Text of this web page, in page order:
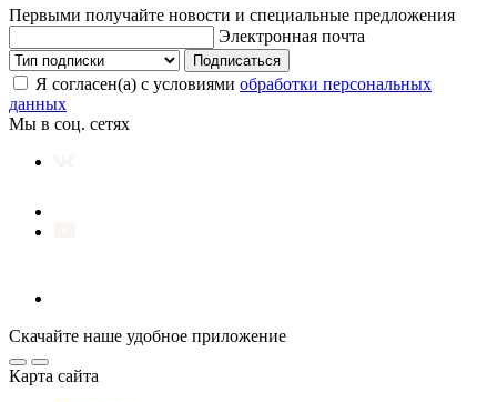
Первыми получайте новости и специальные предложения
Электронная почта
Подписаться
Я согласен(а) с условиями обработки персональных
данных
Мы в соц. сетях
Скачайте наше удобное приложение
Карта сайта